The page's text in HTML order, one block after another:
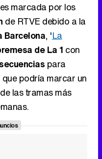
marcada por los
de RTVE debido a la
Barcelona, 'La
de La 1 con
para
podría marcar un
las tramas más